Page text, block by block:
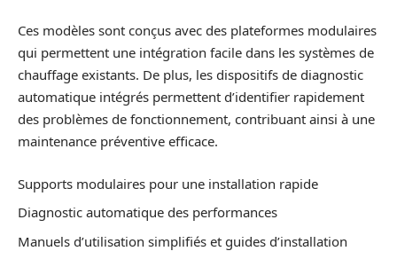
Ces modèles sont conçus avec des plateformes modulaires
qui permettent une intégration facile dans les systèmes de
chauffage existants. De plus, les dispositifs de diagnostic
automatique intégrés permettent d’identifier rapidement
des problèmes de fonctionnement, contribuant ainsi à une
maintenance préventive efficace.
Supports modulaires pour une installation rapide
Diagnostic automatique des performances
Manuels d’utilisation simplifiés et guides d’installation